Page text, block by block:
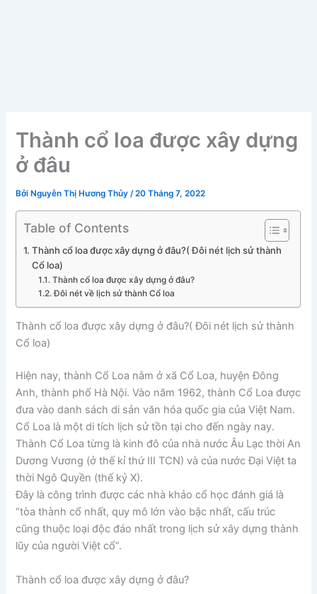
Thành cổ loa được xây dựng
ở đâu
Bởi Nguyễn Thị Hương Thủy/20 Tháng 7, 2022
Table of Contents
Thành cổ loa được xây dựng ở đâu?( Đôi nét lịch sử thành
Cổ loa)
Thành cổ loa được xây dựng ở đâu?
Đôi nét về lịch sử thành Cổ loa
Thành cổ loa được xây dựng ở đâu?( Đôi nét lịch sử thành
Cổ loa)
Hiện nay, thành Cổ Loa nằm ở xã Cổ Loa, huyện Đông
Anh, thành phố Hà Nội. Vào năm 1962, thành Cổ Loa được
đưa vào danh sách di sản văn hóa quốc gia của Việt Nam.
Cổ Loa là một di tích lịch sử tồn tại cho đến ngày nay.
Thành Cổ Loa từng là kinh đô của nhà nước Âu Lạc thời An
Dương Vương (ở thế kỉ thứ III TCN) và của nước Đại Việt ta
thời Ngô Quyền (thế kỷ X).
Đây là công trình được các nhà khảo cổ học đánh giá là
“tòa thành cổ nhất, quy mô lớn vào bậc nhất, cấu trúc
cũng thuộc loại độc đáo nhất trong lịch sử xây dựng thành
lũy của người Việt cổ”.
Thành cổ loa được xây dựng ở đâu?